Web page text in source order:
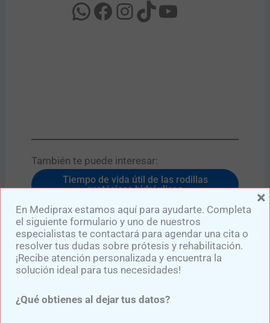
También te puede interesar:​
Tiempo de vida útil de las rodillas
protésicas hidráulicas
Soluciones para un muñón delgado en
prótesis transtibial
En Mediprax estamos aquí para ayudarte. Completa
el siguiente formulario y uno de nuestros
especialistas te contactará para agendar una cita o
resolver tus dudas sobre prótesis y rehabilitación.
¡Recibe atención personalizada y encuentra la
solución ideal para tus necesidades!
¿Qué obtienes al dejar tus datos?
×